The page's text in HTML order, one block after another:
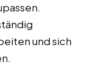
und sich